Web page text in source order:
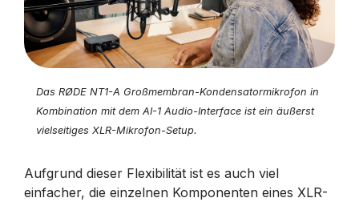
Das RØDE NT1-A Großmembran-Kondensatormikrofon in
Kombination mit dem AI-1 Audio-Interface ist ein äußerst
vielseitiges XLR-Mikrofon-Setup.
Aufgrund dieser Flexibilität ist es auch viel
einfacher, die einzelnen Komponenten eines XLR-